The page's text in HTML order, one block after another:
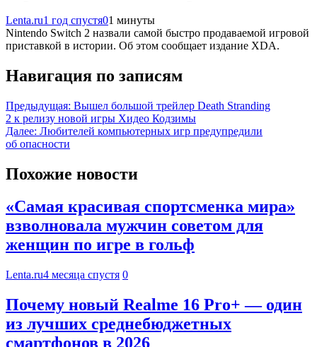
Lenta.ru1 год спустя01 минуты
Nintendo Switch 2 назвали самой быстро продаваемой игровой
приставкой в истории. Об этом сообщает издание XDA.
Навигация по записям
Предыдущая: Вышел большой трейлер Death Stranding
2 к релизу новой игры Хидео Кодзимы
Далее: Любителей компьютерных игр предупредили
об опасности
Похожие новости
«Самая красивая спортсменка мира»
взволновала мужчин советом для
женщин по игре в гольф
Lenta.ru4 месяца спустя 0
Почему новый Realme 16 Pro+ — один
из лучших среднебюджетных
смартфонов в 2026